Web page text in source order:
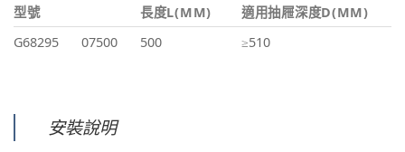
型號 長度L(MM)
適用抽屜深度D(MM)
G68295
07500 500 ≥510
安裝說明